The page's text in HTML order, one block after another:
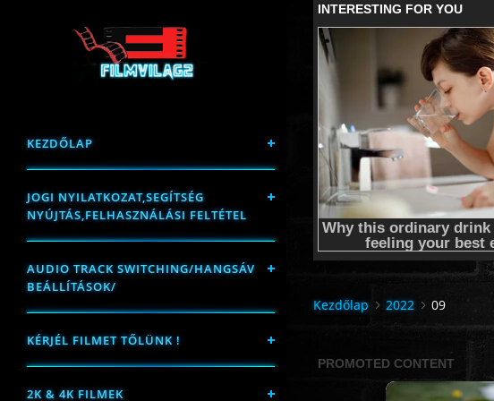
KEZDŐLAP
JOGI NYILATKOZAT,SEGÍTSÉG
NYÚJTÁS,FELHASZNÁLÁSI FELTÉTEL
AUDIO TRACK SWITCHING/HANGSÁV
BEÁLLÍTÁSOK/
KÉRJÉL FILMET TŐLÜNK !
2K & 4K FILMEK
Kezdőlap 2022 09